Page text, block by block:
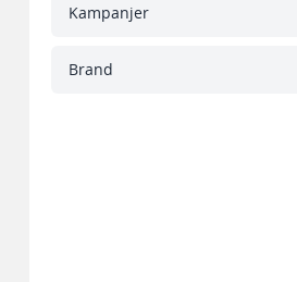
Kampanjer
Brand